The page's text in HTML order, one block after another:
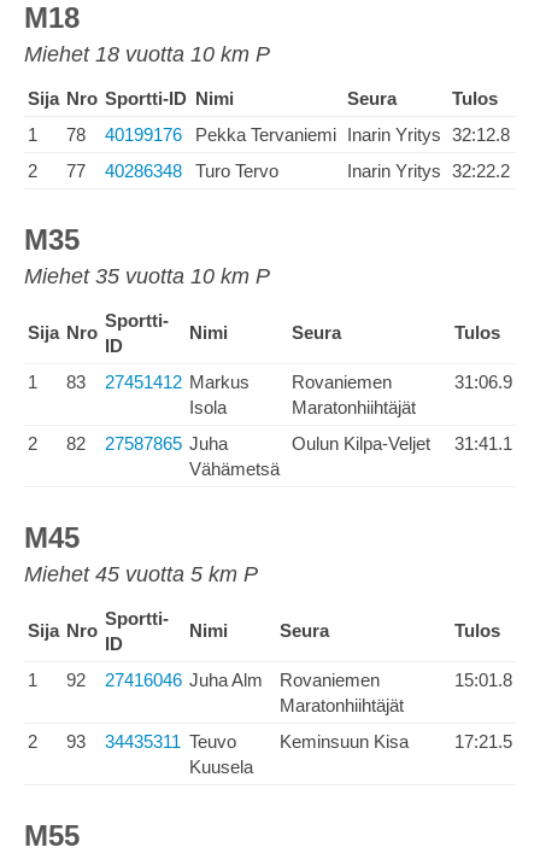
M18
Miehet 18 vuotta 10 km P
Sija Nro Sportti-ID Nimi Seura
Tulos
1
78 40199176 Pekka Tervaniemi Inarin Yritys 32:12.8
2
77 40286348 Turo Tervo Inarin Yritys 32:22.2
M35
Miehet 35 vuotta 10 km P
Sija Nro
Sportti-
ID
Nimi Seura Tulos
1 83 27451412 Markus
Isola
Rovaniemen
Maratonhiihtäjät
31:06.9
2 82 27587865 Juha
Vähämetsä
Oulun Kilpa-Veljet 31:41.1
M45
Miehet 45 vuotta 5 km P
Sija Nro
Sportti-
ID
Nimi Seura Tulos
1 92 27416046 Juha Alm
Rovaniemen
Maratonhiihtäjät
15:01.8
2 93 34435311 Teuvo
Kuusela
Keminsuun Kisa 17:21.5
M55